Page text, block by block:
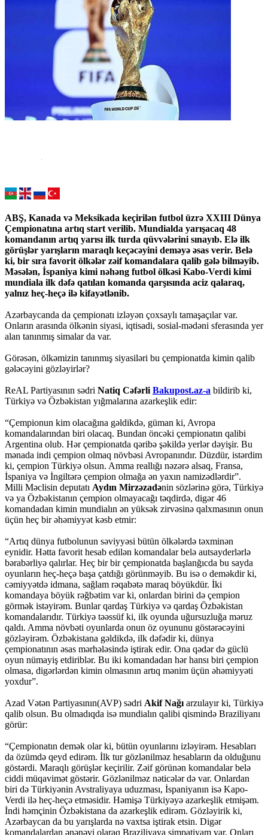
ABŞ, Kanada və Meksikada keçirilən futbol üzrə XXIII Dünya
Çempionatına artıq start verilib. Mundialda yarışacaq 48
komandanın artıq yarısı ilk turda qüvvələrini sınayıb. Elə ilk
görüşlər yarışların maraqlı keçəcəyini deməyə əsas verir. Belə
ki, bir sıra favorit ölkələr zəif komandalara qalib gələ bilməyib.
Məsələn, İspaniya kimi nəhəng futbol ölkəsi Kabo-Verdi kimi
mundiala ilk dəfə qatılan komanda qarşısında aciz qalaraq,
yalnız heç-heçə ilə kifayətlənib.
Azərbaycanda da çempionatı izləyən çoxsaylı tamaşaçılar var.
Onların arasında ölkənin siyasi, iqtisadi, sosial-mədəni sferasında yer
alan tanınmış simalar da var.
Görəsən, ölkəmizin tanınmış siyasiləri bu çempionatda kimin qalib
gələcəyini gözləyirlər?
ReAL Partiyasının sədri Natiq Cəfərli Bakupost.az-a bildirib ki,
Türkiyə və Özbəkistan yığmalarına azarkeşlik edir:
“Çempionun kim olacağına gəldikdə, güman ki, Avropa
komandalarından biri olacaq. Bundan öncəki çempionatın qalibi
Argentina olub. Hər çempionatda qəribə şəkildə yerlər dəyişir. Bu
mənada indi çempion olmaq növbəsi Avropanındır. Düzdür, istərdim
ki, çempion Türkiyə olsun. Amma reallığı nəzərə alsaq, Fransa,
İspaniya və İngiltərə çempion olmağa ən yaxın namizədlərdir”.
Milli Məclisin deputatı Aydın Mirzəzadənin sözlərinə görə, Türkiyə
və ya Özbəkistanın çempion olmayacağı təqdirdə, digər 46
komandadan kimin mundialın ən yüksək zirvəsinə qalxmasının onun
üçün heç bir əhəmiyyət kəsb etmir:
“Artıq dünya futbolunun səviyyəsi bütün ölkələrdə təxminən
eynidir. Hətta favorit hesab edilən komandalar belə autsayderlərlə
bərabərliyə qalırlar. Heç bir bir çempionatda başlanğıcda bu sayda
oyunların heç-heçə başa çatdığı görünməyib. Bu isə o deməkdir ki,
cəmiyyətdə idmana, sağlam rəqabətə maraq böyükdür. İki
komandaya böyük rəğbətim var ki, onlardan birini də çempion
görmək istəyirəm. Bunlar qardaş Türkiyə və qardaş Özbəkistan
komandalarıdır. Türkiyə təəssüf ki, ilk oyunda uğursuzluğa məruz
qaldı. Amma növbəti oyunlarda onun öz oyununu göstərəcəyini
gözləyirəm. Özbəkistana gəldikdə, ilk dəfədir ki, dünya
çempionatının əsas mərhələsində iştirak edir. Ona qədər də güclü
oyun nümayiş etdiriblər. Bu iki komandadan hər hansı biri çempion
olmasa, digərlərdən kimin olmasının artıq mənim üçün əhəmiyyəti
yoxdur”.
Azad Vətən Partiyasının(AVP) sədri Akif Nağı arzulayır ki, Türkiyə
qalib olsun. Bu olmadıqda isə mundialın qalibi qismində Braziliyanı
görür:
“Çempionatın demək olar ki, bütün oyunlarını izləyirəm. Hesabları
da özümdə qeyd edirəm. İlk tur gözlənilməz hesabların da olduğunu
göstərdi. Maraqlı görüşlər keçirilir. Zəif görünən komandalar belə
ciddi müqavimət göstərir. Gözlənilməz nəticələr də var. Onlardan
biri də Türkiyənin Avstraliyaya uduzması, İspaniyanın isə Kapo-
Verdi ilə heç-heçə etməsidir. Həmişə Türkiyəyə azarkeşlik etmişəm.
İndi həmçinin Özbəkistana da azarkeşlik edirəm. Gözləyirik ki,
Azərbaycan da bu yarışlarda nə vaxtsa iştirak etsin. Digər
komandalardan ənənəvi olaraq Braziliyaya simpatiyam var. Onları